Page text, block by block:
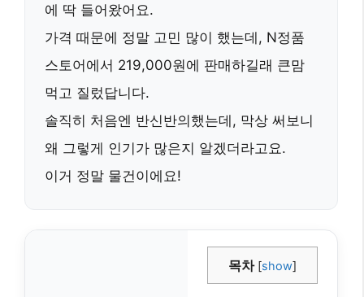
에 딱 들어왔어요.
가격 때문에 정말 고민 많이 했는데, N정품
스토어에서 219,000원에 판매하길래 큰맘
먹고 질렀답니다.
솔직히 처음엔 반신반의했는데, 막상 써보니
왜 그렇게 인기가 많은지 알겠더라고요.
이거 정말 물건이에요!
목차 [show]